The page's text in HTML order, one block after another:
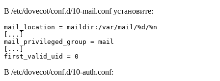
В /etc/dovecot/conf.d/10-mail.conf установите:
mail_location = maildir:/var/mail/%d/%n
[...]
mail_privileged_group = mail
[...]
first_valid_uid = 0
В /etc/dovecot/conf.d/10-auth.conf: